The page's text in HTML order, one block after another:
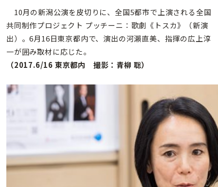
10月の新潟公演を皮切りに、全国5都市で上演される全国
共同制作プロジェクト プッチーニ：歌劇《トスカ》（新演
出）。6月16日東京都内で、演出の河瀨直美、指揮の広上淳
一が囲み取材に応じた。
（2017.6/16 東京都内 撮影：青柳 聡）